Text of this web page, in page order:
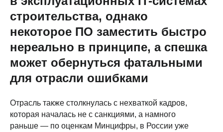
строительства, однако
некоторое ПО заместить быстро
нереально в принципе, а спешка
может обернуться фатальными
для отрасли ошибками
Отрасль также столкнулась с нехваткой кадров,
которая началась не с санкциями, а намного
раньше — по оценкам Минцифры, в России уже